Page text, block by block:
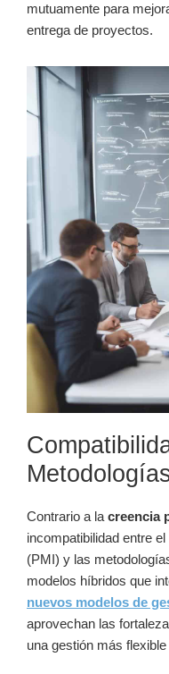
mutuamente para
entrega de proyectos.
Contrario a la creencia
incompatibilidad entre el
(PMI) y las
modelos híbridos que
nuevos modelos de
aprovechan las
una gestión más